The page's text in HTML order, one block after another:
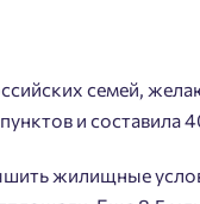
семей,
и составила
жилищные